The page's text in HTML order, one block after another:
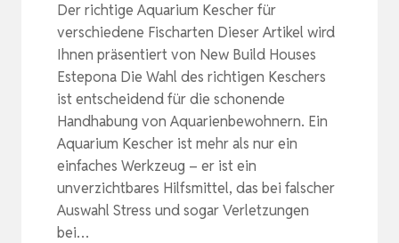
Der richtige Aquarium Kescher für
verschiedene Fischarten Dieser Artikel wird
Ihnen präsentiert von New Build Houses
Estepona Die Wahl des richtigen Keschers
ist entscheidend für die schonende
Handhabung von Aquarienbewohnern. Ein
Aquarium Kescher ist mehr als nur ein
einfaches Werkzeug – er ist ein
unverzichtbares Hilfsmittel, das bei falscher
Auswahl Stress und sogar Verletzungen
bei…